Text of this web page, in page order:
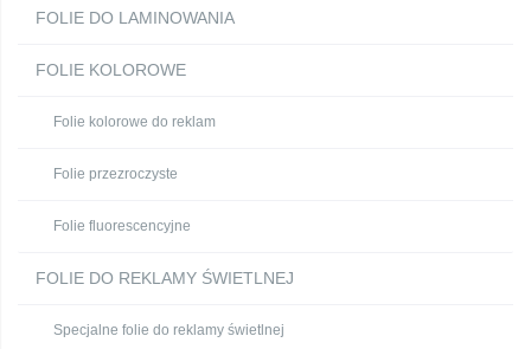
FOLIE DO LAMINOWANIA
FOLIE KOLOROWE
Folie kolorowe do reklam
Folie przezroczyste
Folie fluorescencyjne
FOLIE DO REKLAMY ŚWIETLNEJ
Specjalne folie do reklamy świetlnej